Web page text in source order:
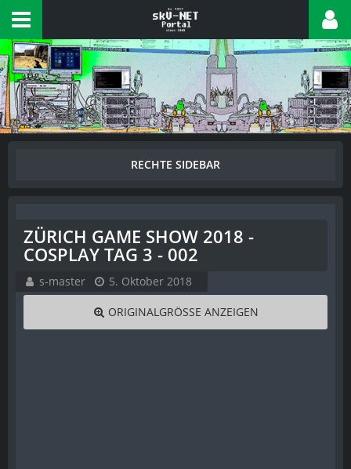
ZÜRICH GAME SHOW 2018 -
COSPLAY TAG 3 - 002
s-master 5. Oktober 2018
ORIGINALGRÖSSE ANZEIGEN